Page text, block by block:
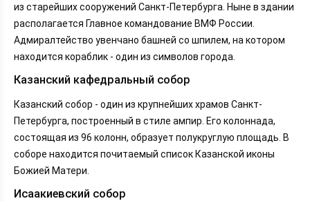
из старейших сооружений Санкт-Петербурга. Ныне в здании
располагается Главное командование ВМФ России.
Адмиралтейство увенчано башней со шпилем, на котором
находится кораблик - один из символов города.
Казанский кафедральный собор
Казанский собор - один из крупнейших храмов Санкт-
Петербурга, построенный в стиле ампир. Его колоннада,
состоящая из 96 колонн, образует полукруглую площадь. В
соборе находится почитаемый список Казанской иконы
Божией Матери.
Исаакиевский собор